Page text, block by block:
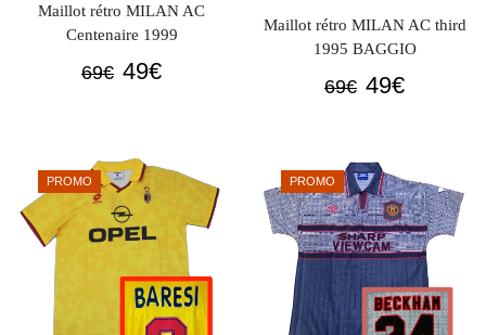
Maillot rétro MILAN AC
Centenaire 1999
69€ Le
était :
69€.
49€Le
49€.
Maillot rétro MILAN AC third
1995 BAGGIO
69€ Le
était :
69€.
49€Le
49€.
PROMO PROMO